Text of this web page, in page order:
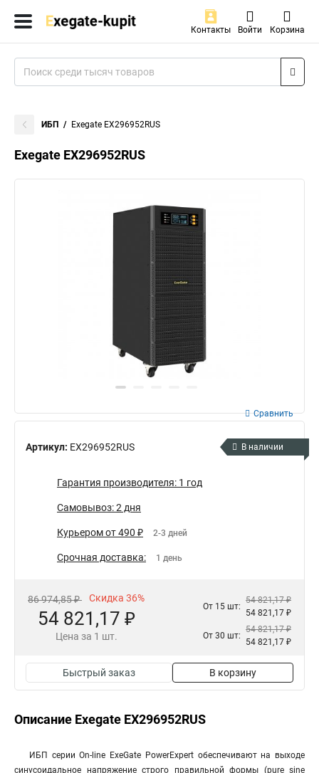
Контакты Войти Корзина
ИБП Exegate EX296952RUS
Exegate EX296952RUS
Артикул: EX296952RUS
Сравнить
В наличии
Гарантия производителя: 1 год
Самовывоз: 2 дня
Курьером от 490 ₽ 2-3 дней
Срочная доставка: 1 день
86 974,85 ₽ Скидка 36%
54 821,17 ₽
Цена за 1 шт.
От 15 шт:
54 821,17 ₽
54 821,17 ₽
От 30 шт:
54 821,17 ₽
54 821,17 ₽
Быстрый заказ В корзину
Описание Exegate EX296952RUS
ИБП серии On-line ExeGate PowerExpert обеспечивают на выходе
синусоидальное напряжение строго правильной формы (pure sine